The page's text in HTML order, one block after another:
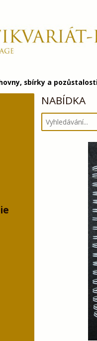
sbírky a
NABÍDKA